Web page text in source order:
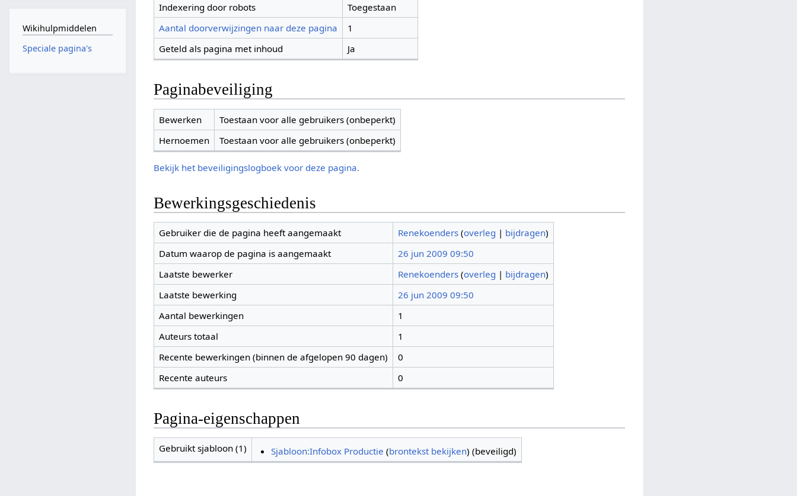
Indexering door robots
Toegestaan
Aantal doorverwijzingen naar deze pagina
1
Geteld als pagina met inhoud
Ja
Paginabeveiliging
Bewerken
Toestaan voor alle gebruikers (onbeperkt)
Hernoemen
Toestaan voor alle gebruikers (onbeperkt)
Bekijk het beveiligingslogboek voor deze pagina.
Bewerkingsgeschiedenis
Gebruiker die de pagina heeft aangemaakt Renekoenders (overleg | bijdragen)
Datum waarop de pagina is aangemaakt
26 jun 2009 09:50
Laatste bewerker
Renekoenders (overleg | bijdragen)
Laatste bewerking
26 jun 2009 09:50
Aantal bewerkingen
1
Auteurs totaal
1
Recente bewerkingen (binnen de afgelopen 90 dagen)
0
Recente auteurs
0
Pagina-eigenschappen
Gebruikt sjabloon (1) Sjabloon:Infobox Productie (brontekst bekijken) (beveiligd)
Wikihulpmiddelen
Speciale pagina's